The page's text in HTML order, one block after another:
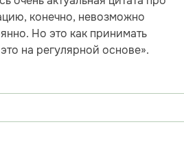
конечно, невозможно
Но это как принимать
на регулярной основе».